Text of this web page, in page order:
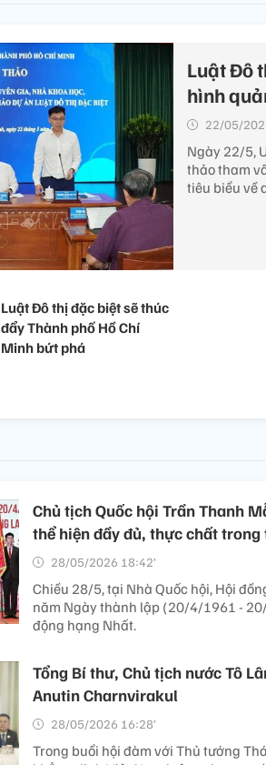
Luật Đô
hình
22/05/
Ngày 22/5,
thảo tham
tiêu biểu về
Luật Đô thị đặc biệt sẽ thúc
đẩy Thành phố Hồ Chí
Minh bứt phá
Chủ tịch Quốc hội Trần Thanh
thể hiện đầy đủ, thực chất
28/05/2026 18:42’
Chiều 28/5, tại Nhà Quốc hội, Hội
năm Ngày thành lập (20/4/1961 -
động hạng Nhất.
Tổng Bí thư, Chủ tịch nước Tô
Anutin Charnvirakul
28/05/2026 16:28’
Trong buổi hội đàm với Thủ tướng